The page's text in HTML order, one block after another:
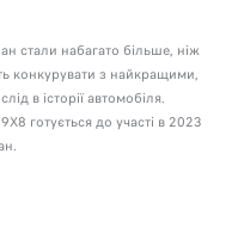
стали набагато більше, ніж
конкурувати з найкращими,
в історії автомобіля.
готується до участі в 2023